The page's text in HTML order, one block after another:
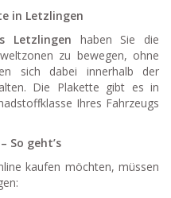
in Letzlingen
Letzlingen haben Sie die
zu bewegen, ohne
sich dabei innerhalb der
Die Plakette gibt es in
Ihres Fahrzeugs
So geht’s
kaufen möchten, müssen